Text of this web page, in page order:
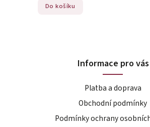
Do košíku
Informace pro vás
Platba a doprava
Obchodní podmínky
Podmínky ochrany